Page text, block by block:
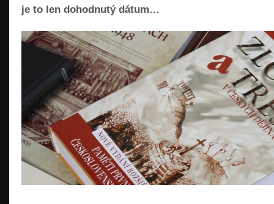
je to len dohodnutý dátum…